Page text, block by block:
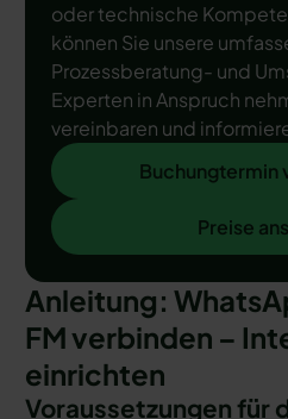
oder technische
können Sie unsere
Prozessberatung- und
Experten in Anspruch
vereinbaren und
BuchungterminBuchungtermin
Preise ansehen
Preise
Anleitung:
FM verbinden –
einrichten
Voraussetzungen für